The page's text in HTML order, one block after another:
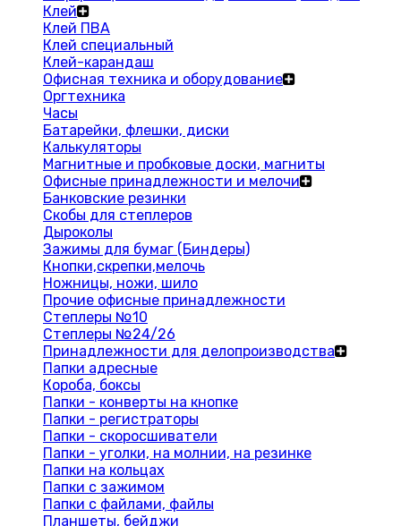
Клей
Клей ПВА
Клей специальный
Клей-карандаш
Офисная техника и оборудование
Оргтехника
Часы
Батарейки, флешки, диски
Калькуляторы
Магнитные и пробковые доски, магниты
Офисные принадлежности и мелочи
Банковские резинки
Скобы для степлеров
Дыроколы
Зажимы для бумаг (Биндеры)
Кнопки,скрепки,мелочь
Ножницы, ножи, шило
Прочие офисные принадлежности
Степлеры №10
Степлеры №24/26
Принадлежности для делопроизводства
Папки адресные
Короба, боксы
Папки - конверты на кнопке
Папки - регистраторы
Папки - скоросшиватели
Папки - уголки, на молнии, на резинке
Папки на кольцах
Папки с зажимом
Папки с файлами, файлы
Планшеты, бейджи